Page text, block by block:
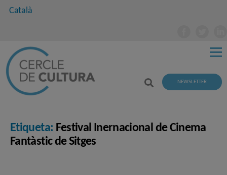
Català
NEWSLETTER
Etiqueta: Festival Inernacional de Cinema
Fantàstic de Sitges